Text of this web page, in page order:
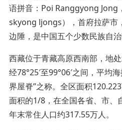
语拼音：Poi Ranggyong Jong
skyong ljongs），首府拉萨市
边陲，是中国五个少数民族自治
西藏位于青藏高原西南部，地处
经78°25′至99°06′之间，平均
界屋脊”之称。全区面积
面积的1/8，在全国各省、市、
年末常住人口约317.55万人。